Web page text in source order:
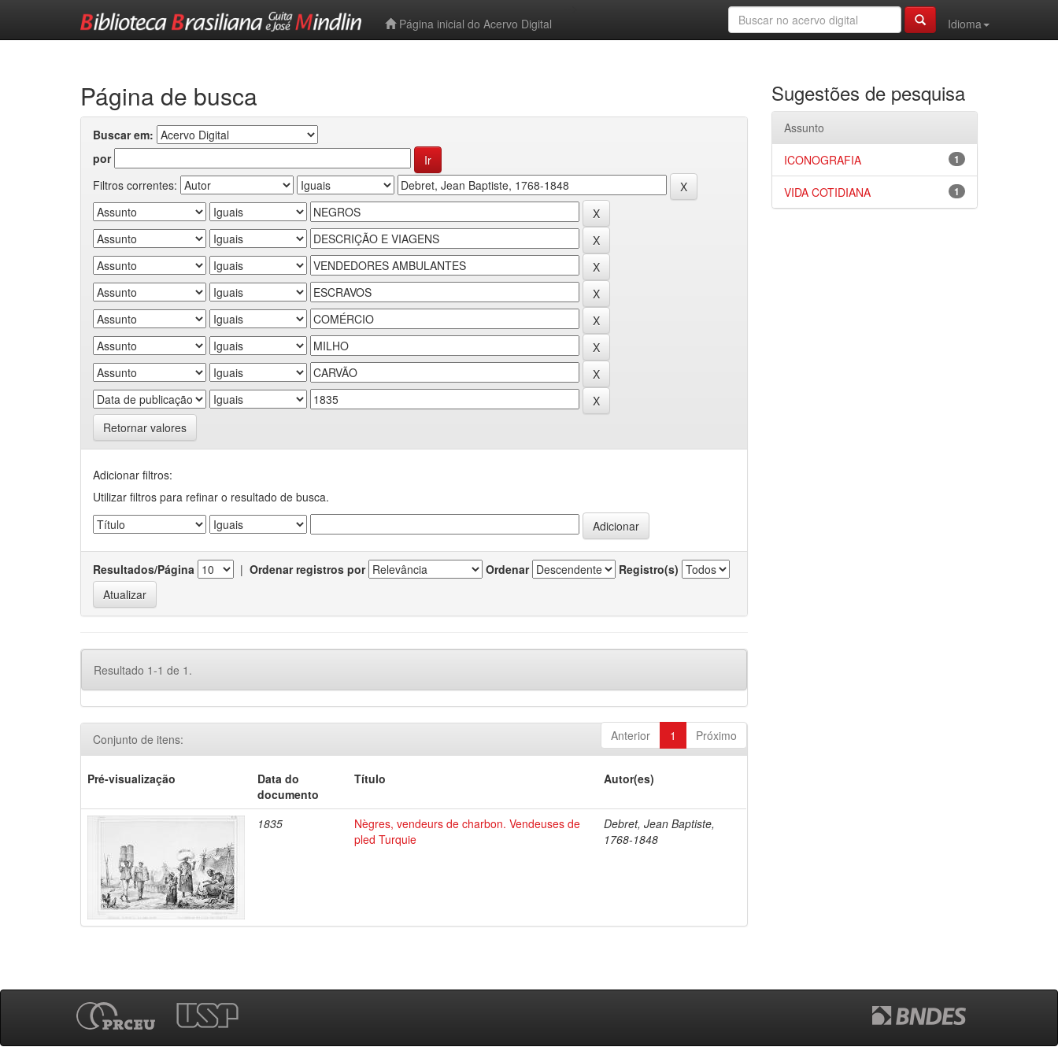
Página inicial do Acervo Digital
Idioma
Página de busca
Buscar em:
por
Filtros correntes:
Retornar valores
Adicionar filtros:
Utilizar filtros para refinar o resultado de busca.
Resultados/Página | Ordenar registros por Ordenar Registro(s)
Resultado 1-1 de 1.
Anterior 1 Próximo
Conjunto de itens:
Pré-visualização
Data do
documento
Título Autor(es)
1835
Nègres, vendeurs de charbon. Vendeuses de
pled Turquie
Debret, Jean Baptiste,
1768-1848
Sugestões de pesquisa
Assunto
1
ICONOGRAFIA
1
VIDA COTIDIANA